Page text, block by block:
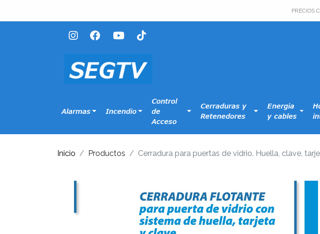
PRECIOS
Alarmas Incendio
Control
de
Acceso
Cerraduras y
Retenedores
Energia
y cables
Inicio Productos Cerradura para puertas de vidrio. Huella, clave,